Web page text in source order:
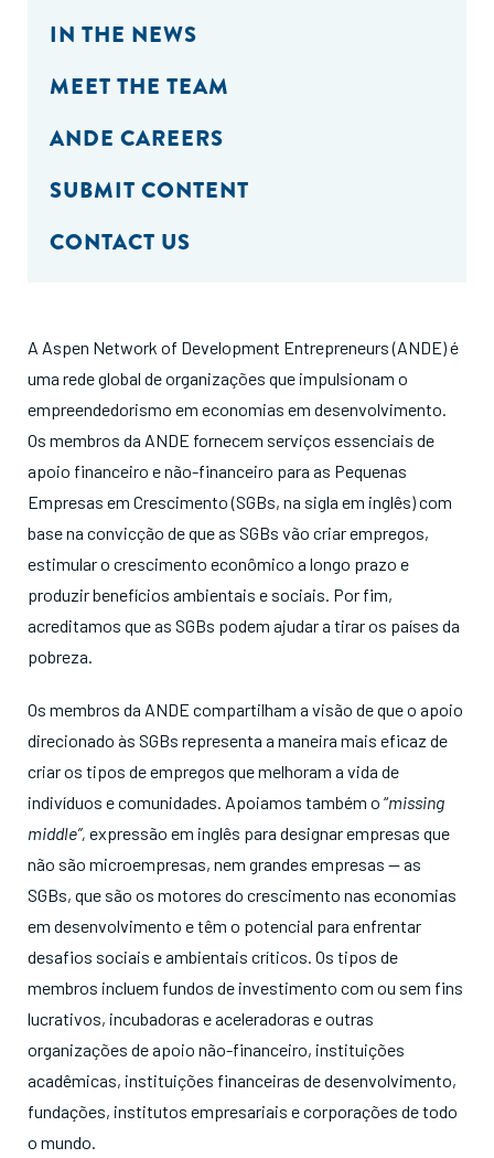
IN THE NEWS
MEET THE TEAM
ANDE CAREERS
SUBMIT CONTENT
CONTACT US
A Aspen Network of Development Entrepreneurs (ANDE) é
uma rede global de organizações que impulsionam o
empreendedorismo em economias em desenvolvimento.
Os membros da ANDE fornecem serviços essenciais de
apoio financeiro e não-financeiro para as Pequenas
Empresas em Crescimento (SGBs, na sigla em inglês) com
base na convicção de que as SGBs vão criar empregos,
estimular o crescimento econômico a longo prazo e
produzir benefícios ambientais e sociais. Por fim,
acreditamos que as SGBs podem ajudar a tirar os países da
pobreza.
Os membros da ANDE compartilham a visão de que o apoio
direcionado às SGBs representa a maneira mais eficaz de
criar os tipos de empregos que melhoram a vida de
indivíduos e comunidades. Apoiamos também o “missing
middle”, expressão em inglês para designar empresas que
não são microempresas, nem grandes empresas — as
SGBs, que são os motores do crescimento nas economias
em desenvolvimento e têm o potencial para enfrentar
desafios sociais e ambientais críticos. Os tipos de
membros incluem fundos de investimento com ou sem fins
lucrativos, incubadoras e aceleradoras e outras
organizações de apoio não-financeiro, instituições
acadêmicas, instituições financeiras de desenvolvimento,
fundações, institutos empresariais e corporações de todo
o mundo.